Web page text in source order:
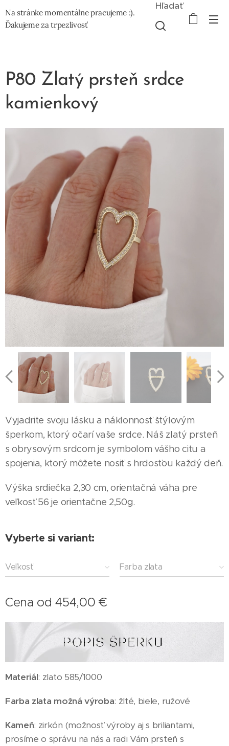
Na stránke momentálne pracujeme :).
Ďakujeme za trpezlivosť
Hľadať
P80 Zlatý prsteň srdce
kamienkový
Vyjadrite svoju lásku a náklonnosť štýlovým
šperkom, ktorý očarí vaše srdce. Náš zlatý prsteň
s obrysovým srdcom je symbolom vášho citu a
spojenia, ktorý môžete nosiť s hrdosťou každý deň.
Výška srdiečka 2,30 cm, orientačná váha pre
veľkosť 56 je orientačne 2,50g.
Vyberte si variant:
Veľkosť Farba zlata
Cena od454,00 €
Materiál: zlato 585/1000
Farba zlata možná výroba: žlté, biele, ružové
Kameň: zirkón (možnosť výroby aj s briliantami,
prosíme o správu na nás a radi Vám prsteň s